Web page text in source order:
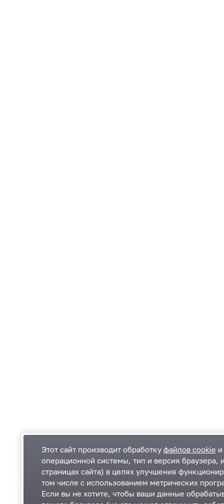
Одинцовский городской округ Московской
области
143000, Московская область, г. Одинцово,
Этот сайт производит обработку файлов cookie
операционной системы, тип и версия браузера,
страницах сайта) в целях улучшения
том числе с использованием метрических
Если вы не хотите, чтобы ваши данные